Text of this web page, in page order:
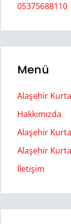
05375688110
Menü
Alaşehir
Hakkımızda
Alaşehir
Alaşehir
İletişim